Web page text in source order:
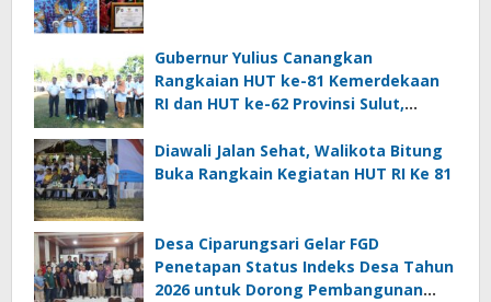
Gubernur Yulius Canangkan
Rangkaian HUT ke-81 Kemerdekaan
RI dan HUT ke-62 Provinsi Sulut,
Diawali Jalan Sehat, Walikota Bitung
Buka Rangkain Kegiatan HUT RI Ke 81
Desa Ciparungsari Gelar FGD
Penetapan Status Indeks Desa Tahun
2026 untuk Dorong Pembangunan